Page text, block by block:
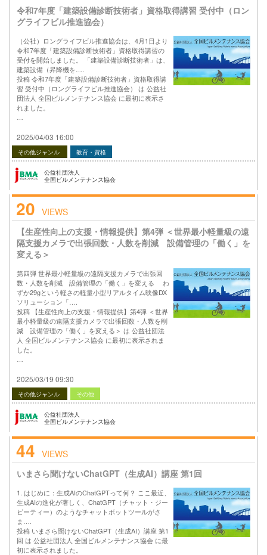
令和7年度「建築設備診断技術者」資格取得講習 受付中（ロン
グライフビル推進協会）
（公社）ロングライフビル推進協会は、4月1日より
令和7年度「建築設備診断技術者」資格取得講習の
受付を開始しました。 「建築設備診断技術者」は、
建築設備（昇降機を….
投稿 令和7年度「建築設備診断技術者」資格取得講
習 受付中（ロングライフビル推進協会） は 公益社
団法人 全国ビルメンテナンス協会 に最初に表示さ
れました。
2025/04/03 16:00
その他ジャンル 教育・資格
公益社団法人
全国ビルメンテナンス協会
20 VIEWS
【生産性向上の支援・情報提供】第4弾 ＜世界最小軽量級の遠
隔支援カメラで出張回数・人数を削減 設備管理の「働く」を
変える＞
第四弾 世界最小軽量級の遠隔支援カメラで出張回
数・人数を削減 設備管理の「働く」を変える わ
ずか29gという軽さの軽量小型リアルタイム映像DX
ソリューション「….
投稿 【生産性向上の支援・情報提供】第4弾 ＜世界
最小軽量級の遠隔支援カメラで出張回数・人数を削
減 設備管理の「働く」を変える＞ は 公益社団法
人 全国ビルメンテナンス協会 に最初に表示されま
した。
2025/03/19 09:30
その他ジャンル その他
公益社団法人
全国ビルメンテナンス協会
44 VIEWS
いまさら聞けないChatGPT（生成AI）講座 第1回
1. はじめに：生成AIのChatGPTって何？ ここ最近、
生成AIの進化が著しく、ChatGPT（チャット・ジー
ピーティー）のようなチャットボットツールがさ
ま….
投稿 いまさら聞けないChatGPT（生成AI）講座 第1
回 は 公益社団法人 全国ビルメンテナンス協会 に最
初に表示されました。